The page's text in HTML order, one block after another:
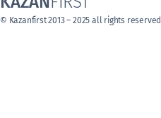
© Kazanfirst 2013 – 2025 all rights reserved